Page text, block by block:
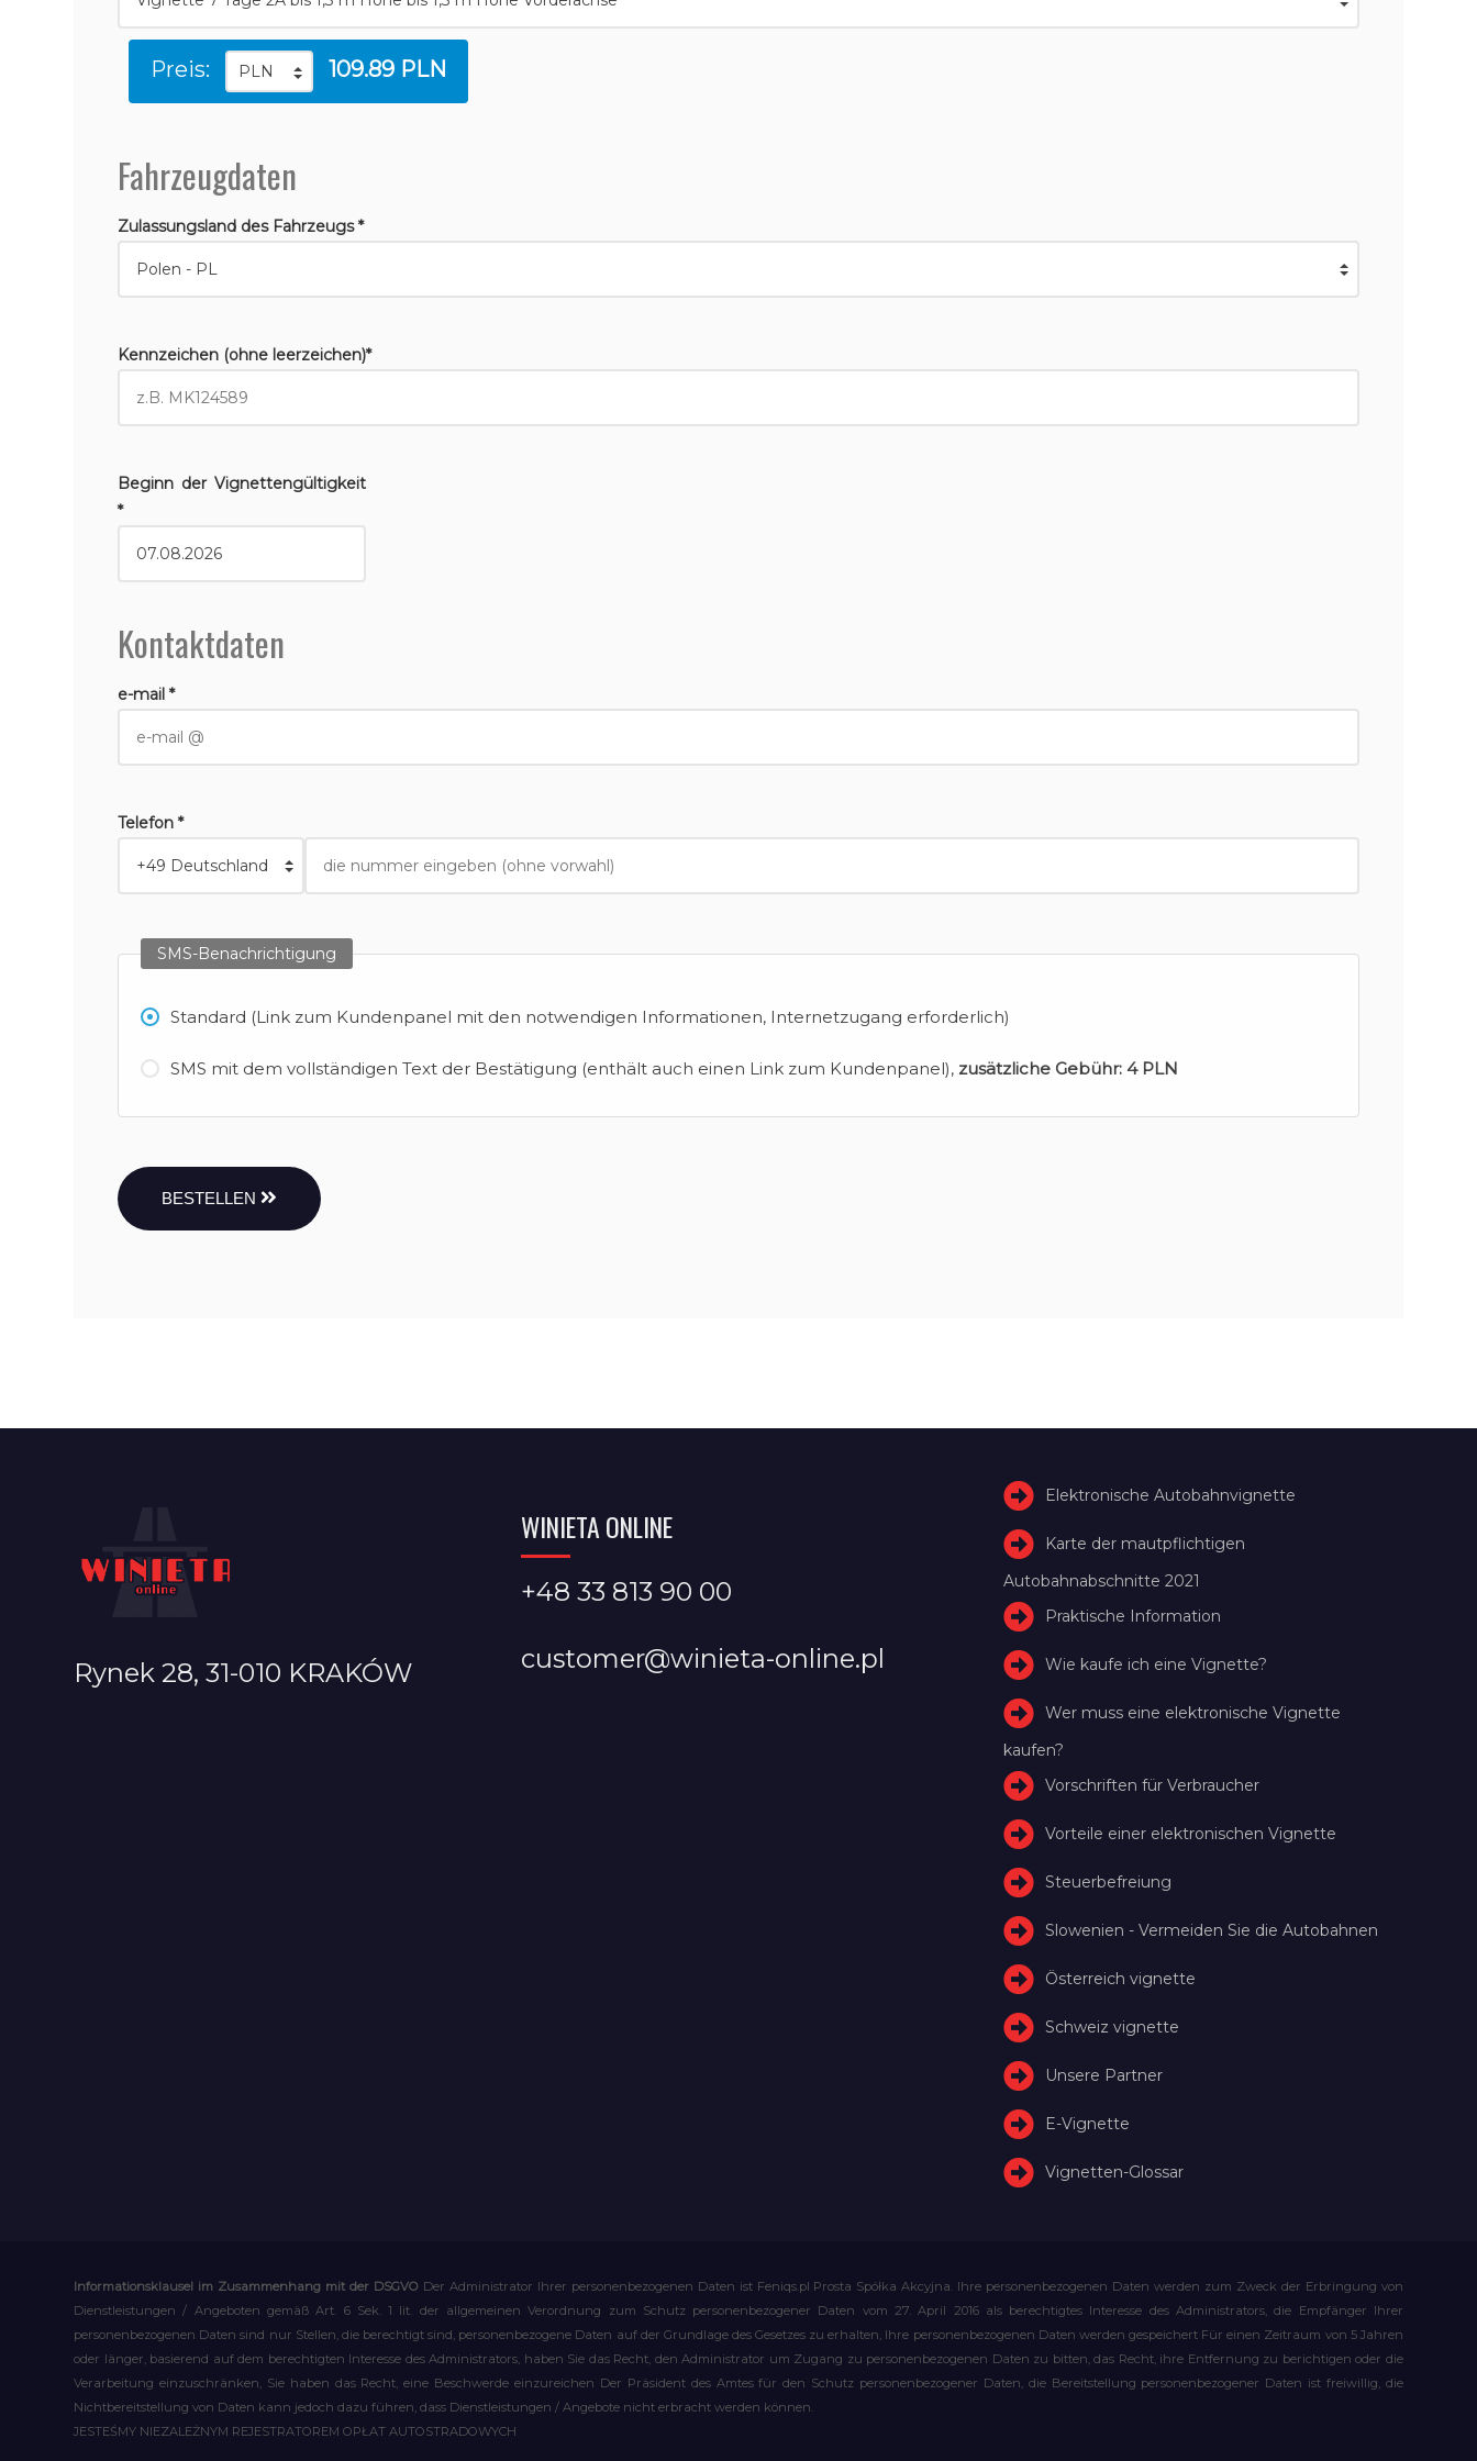
Preis: 109.89 PLN
Fahrzeugdaten
Zulassungsland des Fahrzeugs *
Kennzeichen (ohne leerzeichen)*
Beginn der Vignettengültigkeit
*
Kontaktdaten
e-mail *
Telefon *
SMS-Benachrichtigung
Standard (Link zum Kundenpanel mit den notwendigen Informationen, Internetzugang erforderlich)
SMS mit dem vollständigen Text der Bestätigung (enthält auch einen Link zum Kundenpanel), zusätzliche Gebühr: 4 PLN
BESTELLEN
Rynek 28, 31-010 KRAKÓW
WINIETA ONLINE
+48 33 813 90 00
customer@winieta-online.pl
Elektronische Autobahnvignette
Karte der mautpflichtigen
Autobahnabschnitte 2021
Praktische Information
Wie kaufe ich eine Vignette?
Wer muss eine elektronische Vignette
kaufen?
Vorschriften für Verbraucher
Vorteile einer elektronischen Vignette
Steuerbefreiung
Slowenien - Vermeiden Sie die Autobahnen
Österreich vignette
Schweiz vignette
Unsere Partner
E-Vignette
Vignetten-Glossar
Informationsklausel im Zusammenhang mit der DSGVO Der Administrator Ihrer personenbezogenen Daten ist Feniqs.pl Prosta Spółka Akcyjna. Ihre personenbezogenen Daten werden zum Zweck der Erbringung von
Dienstleistungen / Angeboten gemäß Art. 6 Sek. 1 lit. der allgemeinen Verordnung zum Schutz personenbezogener Daten vom 27. April 2016 als berechtigtes Interesse des Administrators, die Empfänger Ihrer
personenbezogenen Daten sind nur Stellen, die berechtigt sind, personenbezogene Daten auf der Grundlage des Gesetzes zu erhalten, Ihre personenbezogenen Daten werden gespeichert Für einen Zeitraum von 5 Jahren
oder länger, basierend auf dem berechtigten Interesse des Administrators, haben Sie das Recht, den Administrator um Zugang zu personenbezogenen Daten zu bitten, das Recht, ihre Entfernung zu berichtigen oder die
Verarbeitung einzuschränken, Sie haben das Recht, eine Beschwerde einzureichen Der Präsident des Amtes für den Schutz personenbezogener Daten, die Bereitstellung personenbezogener Daten ist freiwillig, die
Nichtbereitstellung von Daten kann jedoch dazu führen, dass Dienstleistungen / Angebote nicht erbracht werden können.
JESTEŚMY NIEZALEŻNYM REJESTRATOREM OPŁAT AUTOSTRADOWYCH